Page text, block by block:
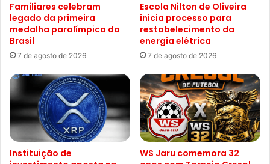
Familiares celebram
legado da primeira
medalha paralímpica do
Brasil
7 de agosto de 2026
Escola Nilton de Oliveira
inicia processo para
restabelecimento da
energia elétrica
7 de agosto de 2026
Instituição de
WS Jaru comemora 32